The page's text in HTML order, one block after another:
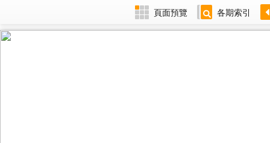
頁面預覽 各期索引